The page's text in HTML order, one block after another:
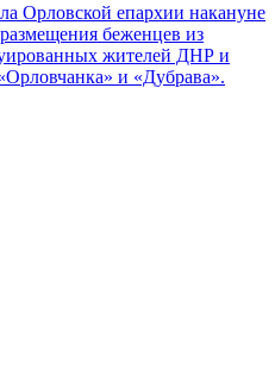
Орловской епархии накануне
беженцев из
жителей ДНР и
и «Дубрава».